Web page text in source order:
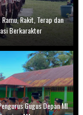
Rakit, Terap dan
Berkarakter
Gugus Depan MI